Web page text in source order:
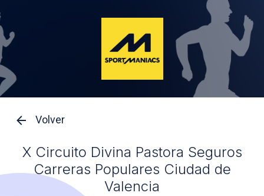
Volver
X Circuito Divina Pastora Seguros
Carreras Populares Ciudad de
Valencia